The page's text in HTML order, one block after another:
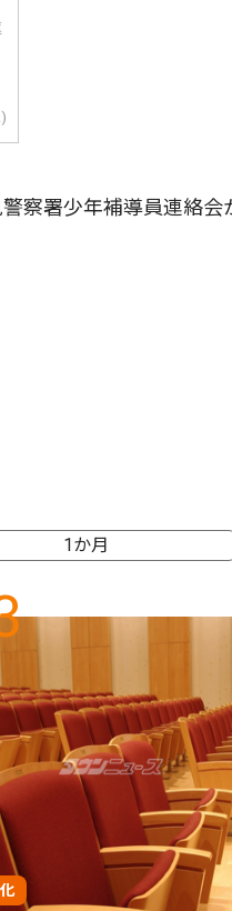
察署少年補導員連絡会
1か月